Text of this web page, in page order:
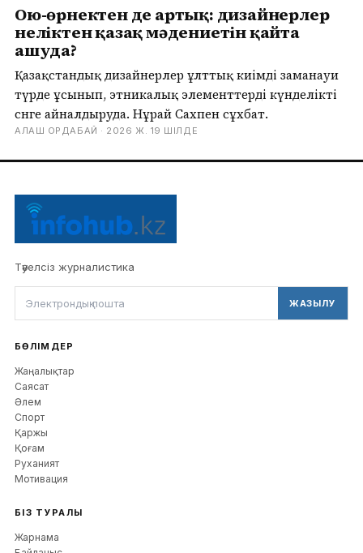
Ою-өрнектен де артық: дизайнерлер
неліктен қазақ мәдениетін қайта
ашуда?
Қазақстандық дизайнерлер ұлттық киімді заманауи
түрде ұсынып, этникалық элементтерді күнделікті
сәнге айналдыруда. Нұрай Сахпен сұхбат.
АЛАШ ОРДАБАЙ · 2026 Ж. 19 ШІЛДЕ
Тәуелсіз журналистика
ЖАЗЫЛУ
БӨЛІМДЕР
Жаңалықтар
Саясат
Әлем
Спорт
Қаржы
Қоғам
Руханият
Мотивация
БІЗ ТУРАЛЫ
Жарнама